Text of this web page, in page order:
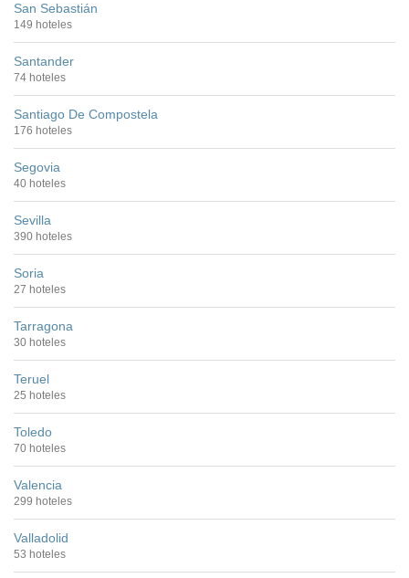
San Sebastián
149 hoteles
Santander
74 hoteles
Santiago De Compostela
176 hoteles
Segovia
40 hoteles
Sevilla
390 hoteles
Soria
27 hoteles
Tarragona
30 hoteles
Teruel
25 hoteles
Toledo
70 hoteles
Valencia
299 hoteles
Valladolid
53 hoteles